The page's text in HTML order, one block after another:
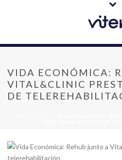
VIDA ECONÓMICA:
VITAL&CLINIC
DE